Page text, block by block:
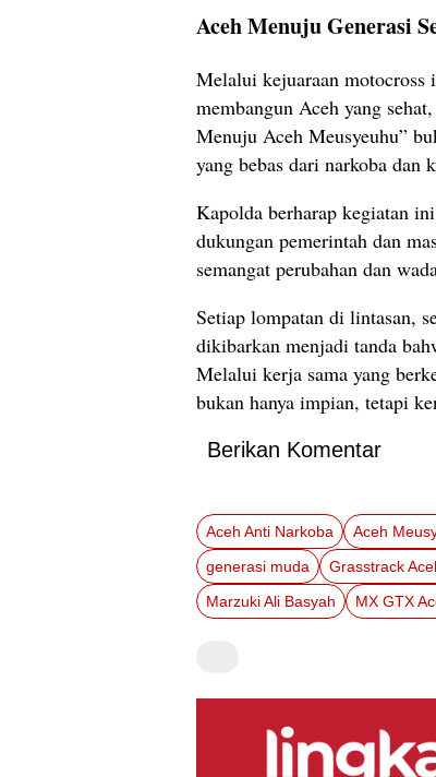
Aceh Menuju Generasi
Melalui kejuaraan motocross
membangun Aceh yang
Menuju Aceh Meusyeuhu”
yang bebas dari narkoba dan
Kapolda berharap kegiatan
dukungan pemerintah dan
semangat perubahan dan
Setiap lompatan di lintasan,
dikibarkan menjadi tanda
Melalui kerja sama yang
bukan hanya impian, tetapi
Berikan Komentar
Aceh Anti Narkoba Aceh
generasi muda
Grasstrack
Marzuki Ali Basyah
MX GTX